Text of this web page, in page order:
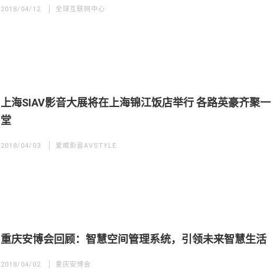
2018/04/12 全球互联网中心
上海SIAV影音大展将在上海锦江饭店举行 各路英豪齐聚一
堂
2018/04/03 爱威影音AVSTYLE
重庆安博会回顾：智慧空间管理系统，引领未来智慧生活
2018/04/02 重庆安博会